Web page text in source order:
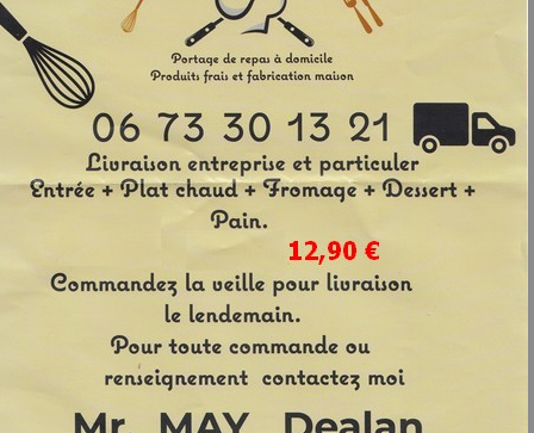
Numéro Scratch clt_cat Temps Nom Prénom
101 V1_F_10 00:42:19.11 DELAINE
Myriam
849 102 V2_M_10 00:42:52.36ORSET
103 918 103 SE_F_18 00:43:06.88JULLIEN
PERRINE
V3_F_01
CJE_F_05
00:43:19.85MAGNUS
107 861 107 V1_F_12 00:43:20.00SZULCZYNSKI
108 856 108 SE_M_26 00:43:25.72 BONTEMPS
109 V1_F_13 00:43:29.38
110 V1_F_14 00:44:15.29PLOTON
112 SE_F_20 00:44:32.19RIIVOLLIER
MAYOUD
959 CJE_M_11 00:44:58.02RABATEL